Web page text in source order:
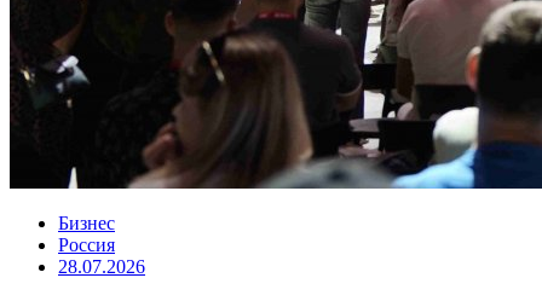
Бизнес
Россия
28.07.2026